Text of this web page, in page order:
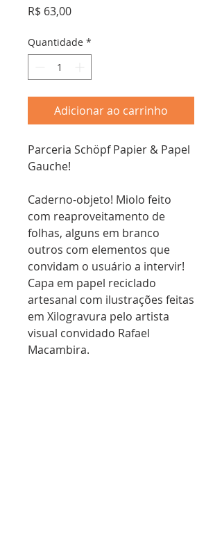
R$ 63,00Preço
Quantidade *
Adicionar ao carrinho
Parceria Schöpf Papier & Papel
Gauche!
Caderno-objeto! Miolo feito
com reaproveitamento de
folhas, alguns em branco
outros com elementos que
convidam o usuário a intervir!
Capa em papel reciclado
artesanal com ilustrações feitas
em Xilogravura pelo artista
visual convidado Rafael
Macambira.